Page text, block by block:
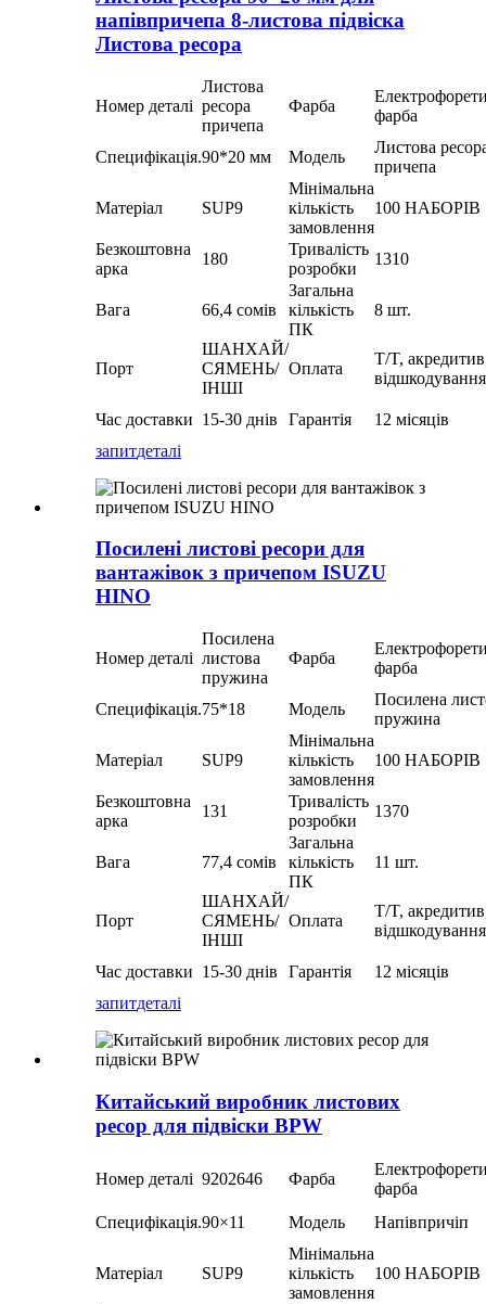
напівпричепа 8-листова підвіска
Листова ресора
Номер деталі
Листова
ресора
причепа
Фарба
фарба
Специфікація.90*20 мм Модель
Листова
причепа
Матеріал SUP9
Мінімальна
кількість
замовлення
100 НАБОРІВ
Безкоштовна
арка
180
Тривалість
розробки
1310
Вага 66,4 сомів
Загальна
кількість
ПК
8 шт.
Порт
ШАНХАЙ/
СЯМЕНЬ/
ІНШІ
Оплата
T/T,
відшкодування
Час доставки 15-30 днів Гарантія
12 місяців
запитдеталі
Посилені листові ресори для
вантажівок з причепом ISUZU
HINO
Номер деталі
Посилена
листова
пружина
Фарба
фарба
Специфікація.75*18 Модель
Посилена
пружина
Матеріал SUP9
Мінімальна
кількість
замовлення
100 НАБОРІВ
Безкоштовна
арка
131
Тривалість
розробки
1370
Вага 77,4 сомів
Загальна
кількість
ПК
11 шт.
Порт
ШАНХАЙ/
СЯМЕНЬ/
ІНШІ
Оплата
T/T,
відшкодування
Час доставки 15-30 днів Гарантія
12 місяців
запитдеталі
Китайський виробник листових
ресор для підвіски BPW
Номер деталі 9202646 Фарба
фарба
Специфікація.90×11 Модель Напівпричіп
Матеріал SUP9
Мінімальна
кількість
замовлення
100 НАБОРІВ